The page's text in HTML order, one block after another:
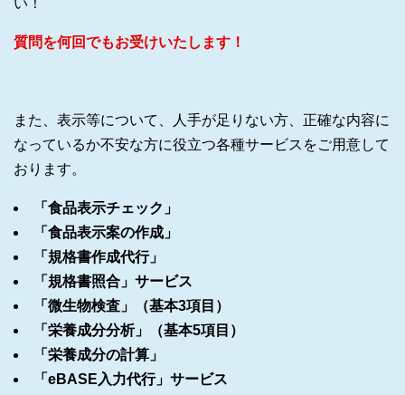
い！
質問を何回でもお受けいたします！
また、表示等について、人手が足りない方、正確な内容に
なっているか不安な方に役立つ各種サービスをご用意して
おります。
「 食品表示チェック 」
「 食品表示案の作成 」
「 規格書作成代行」
「 規格書照合 」サービス
「 微生物検査 」（基本3項目）
「 栄養成分分析」（基本5項目）
「 栄養成分の計算 」
「 eBASE入力代行」サービス